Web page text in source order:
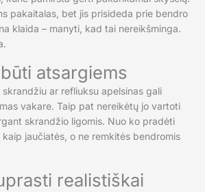
pakaitalas, bet jis prisideda prie bendro
klaida – manyti, kad tai nereikšminga.
atsargiems
skrandžiu ar refliuksu apelsinas gali
vakare. Taip pat nereikėtų jo vartoti
skrandžio ligomis. Nuo ko pradėti
jaučiatės, o ne remkitės bendromis
realistiškai